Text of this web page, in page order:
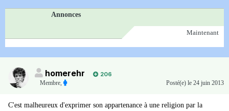
Annonces
Maintenant
homerehr
206
Membre, Posté(e) le 24 juin 2013
C'est malheureux d'exprimer son appartenance à une religion par la